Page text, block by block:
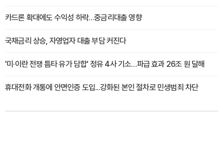
카드론 확대에도 수익성 하락…중금리대출 영향
국채금리 상승, 자영업자 대출 부담 커진다
'미·이란 전쟁 틈타 유가 담합' 정유 4사 기소…파급 효과 26조 원 달해
휴대전화 개통에 안면인증 도입...강화된 본인 절차로 민생범죄 차단